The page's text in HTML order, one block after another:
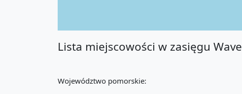
Lista miejscowości w zasięgu Wave
Województwo pomorskie: